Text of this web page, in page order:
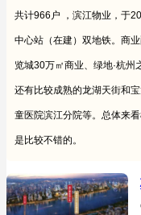
共计966户 ，滨江物业，于
中心站（在建）双地铁。商
览城30万㎡商业、绿地·杭州
还有比较成熟的龙湖天街和
童医院滨江分院等。总体来
是比较不错的。